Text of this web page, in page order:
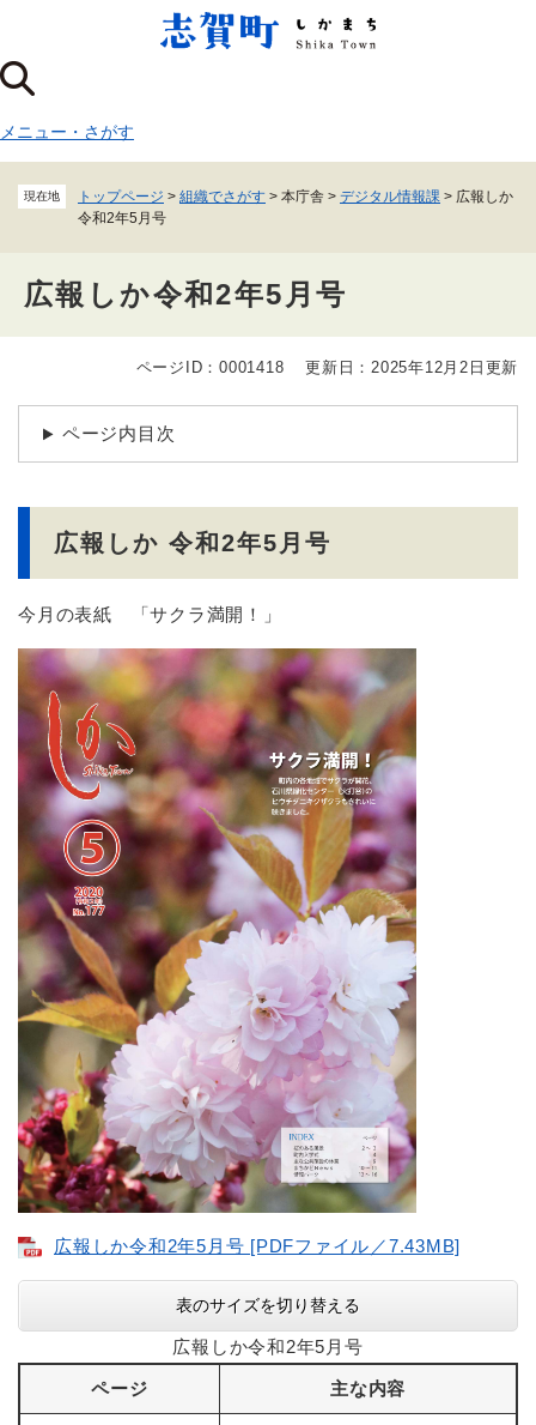
ジ
の
頭
で
メニューを飛ばして本文へ
メニュー ・ さがす
現在地 トップページ > 組織でさがす > 本庁舎 > デジタル情報課 > 広報しか
令和2年5月号
広報しか令和2年5月号
文
ページID：0001418 更新日：2025年12月2日更新
ページ内目次
広報しか 令和2年5月号
今月の表紙 「サクラ満開！」
広報しか令和2年5月号 [PDFファイル／7.43MB]
表のサイズを切り替える
広報しか令和2年5月号
ページ 主な内容